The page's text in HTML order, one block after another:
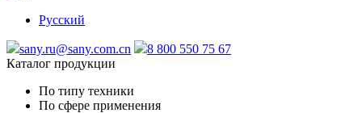
Русский
sany.ru@sany.com.cn
8 800 550 75 67
Каталог продукции
По типу техники
По сфере применения